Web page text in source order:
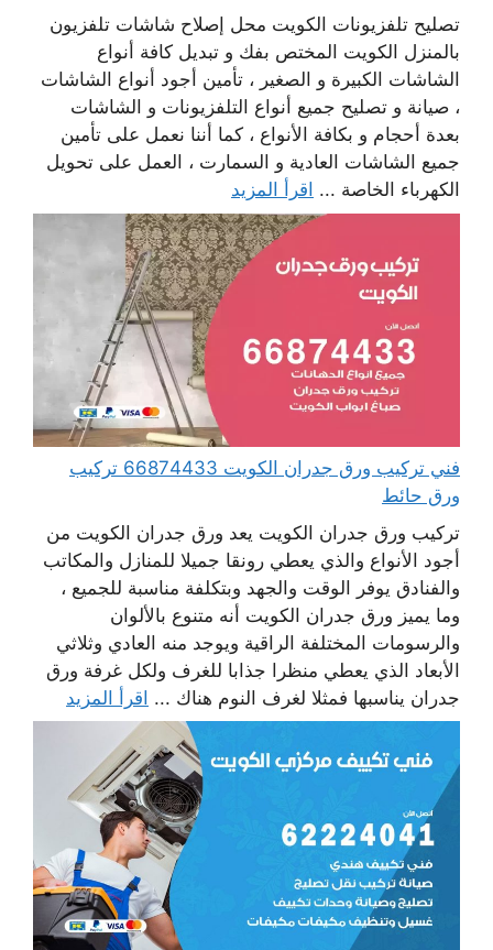
تصليح تلفزيونات الكويت محل إصلاح شاشات تلفزيون
بالمنزل الكويت المختص بفك و تبديل كافة أنواع
الشاشات الكبيرة و الصغير ، تأمين أجود أنواع الشاشات
، صيانة و تصليح جميع أنواع التلفزيونات و الشاشات
بعدة أحجام و بكافة الأنواع ، كما أننا نعمل على تأمين
جميع الشاشات العادية و السمارت ، العمل على تحويل
الكهرباء الخاصة ... اقرأ المزيد
فني تركيب ورق جدران الكويت 66874433 تركيب
ورق حائط
تركيب ورق جدران الكويت يعد ورق جدران الكويت من
أجود الأنواع والذي يعطي رونقا جميلا للمنازل والمكاتب
والفنادق يوفر الوقت والجهد وبتكلفة مناسبة للجميع ،
وما يميز ورق جدران الكويت أنه متنوع بالألوان
والرسومات المختلفة الراقية ويوجد منه العادي وثلاثي
الأبعاد الذي يعطي منظرا جذابا للغرف ولكل غرفة ورق
جدران يناسبها فمثلا لغرف النوم هناك ... اقرأ المزيد